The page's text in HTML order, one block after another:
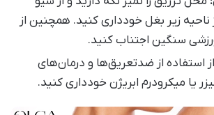
ناحیه زیر بغل خودداری کنید. همچنین از
سنگین اجتناب کنید.
از استفاده از ضدتعریق‌ها و درمان‌های
یا میکرودرم ابریژن خودداری کنید.